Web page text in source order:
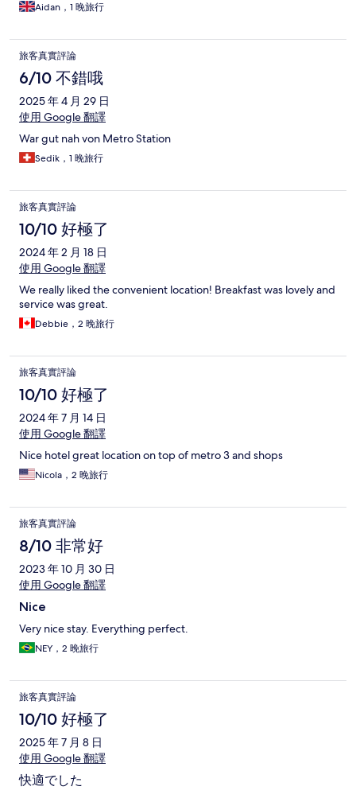
Aidan，1 晚旅行
旅客真實評論
6/10 不錯哦
2025 年 4 月 29 日
使用 Google 翻譯
War gut nah von Metro Station
Sedik，1 晚旅行
旅客真實評論
10/10 好極了
2024 年 2 月 18 日
使用 Google 翻譯
We really liked the convenient location! Breakfast was lovely and
service was great.
Debbie，2 晚旅行
旅客真實評論
10/10 好極了
2024 年 7 月 14 日
使用 Google 翻譯
Nice hotel great location on top of metro 3 and shops
Nicola，2 晚旅行
旅客真實評論
8/10 非常好
2023 年 10 月 30 日
使用 Google 翻譯
Nice
Very nice stay. Everything perfect.
NEY，2 晚旅行
旅客真實評論
10/10 好極了
2025 年 7 月 8 日
使用 Google 翻譯
快適でした